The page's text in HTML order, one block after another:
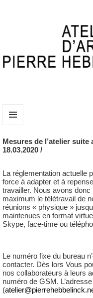
ET
WIDGETS
Mesures de l’atelier suite
18.03.2020 /
La réglementation actuelle
force à adapter et à
travailler. Nous avons
maximum le télétravail de
réunions « physique »
maintenues en format
Skype, face-time ou
Le numéro fixe du bureau
contacter. Dès lors Vous
nos collaborateurs à leurs
numéro de GSM.
(